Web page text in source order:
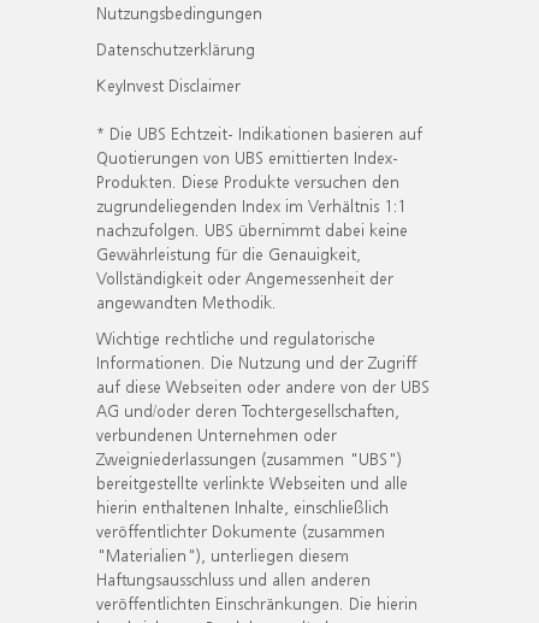
Nutzungsbedingungen
Datenschutzerklärung
KeyInvest Disclaimer
* Die UBS Echtzeit- Indikationen basieren auf
Quotierungen von UBS emittierten Index-
Produkten. Diese Produkte versuchen den
zugrundeliegenden Index im Verhältnis 1:1
nachzufolgen. UBS übernimmt dabei keine
Gewährleistung für die Genauigkeit,
Vollständigkeit oder Angemessenheit der
angewandten Methodik.
Wichtige rechtliche und regulatorische
Informationen. Die Nutzung und der Zugriff
auf diese Webseiten oder andere von der UBS
AG und/oder deren Tochtergesellschaften,
verbundenen Unternehmen oder
Zweigniederlassungen (zusammen "UBS")
bereitgestellte verlinkte Webseiten und alle
hierin enthaltenen Inhalte, einschließlich
veröffentlichter Dokumente (zusammen
"Materialien"), unterliegen diesem
Haftungsausschluss und allen anderen
veröffentlichten Einschränkungen. Die hierin